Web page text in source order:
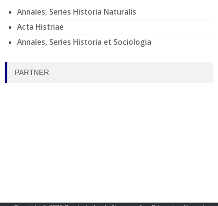
Annales, Series Historia Naturalis
Acta Histriae
Annales, Series Historia et Sociologia
PARTNER